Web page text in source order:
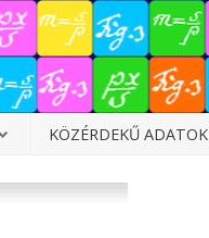
KÖZÉRDEKŰ ADATOK